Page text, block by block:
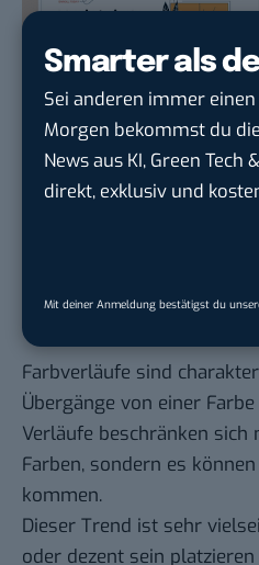
Smarter als
Sei anderen immer
Morgen bekommst du
News aus KI, Green
direkt, exklusiv und
Mit deiner Anmeldung bestätigst du
Farbverläufe sind
Übergänge von einer
Verläufe beschränken sich
Farben, sondern es
kommen.
Dieser Trend ist sehr
oder dezent sein